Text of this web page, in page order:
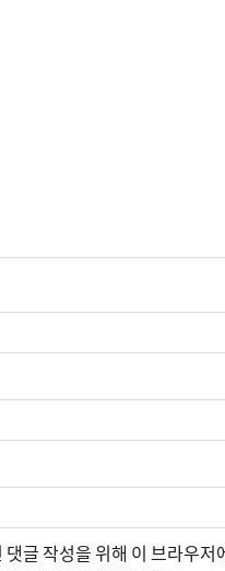
댓글 작성을 위해 이 브라우저